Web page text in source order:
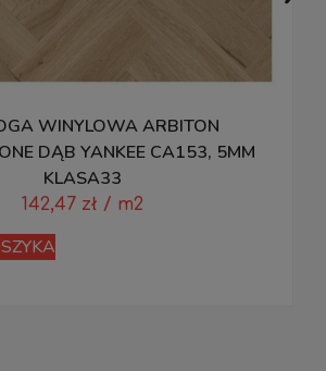
WINYLOWA ARBITON
DĄB YANKEE CA153, 5MM
KLASA33
142,47 zł / m2